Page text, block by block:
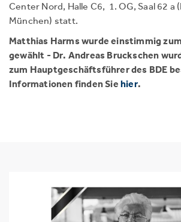
Center Nord, Halle C6, 1. OG, Saal 62 a
München) statt.
Matthias Harms wurde einstimmig
gewählt - Dr. Andreas Bruckschen
zum Hauptgeschäftsführer des BDE
Informationen finden Sie hier.